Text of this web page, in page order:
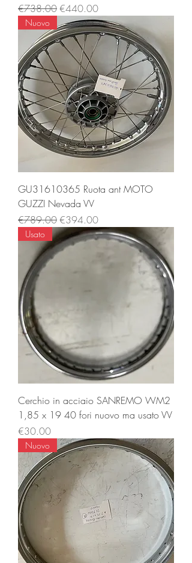
Regular Price
€738.00Sale Price
€440.00
Nuovo
GU31610365 Ruota ant MOTO
GUZZI Nevada VV
Regular Price
€789.00Sale Price
€394.00
Usato
Cerchio in acciaio SANREMO WM2
1,85 x 19 40 fori nuovo ma usato VV
Price
€30.00
Nuovo